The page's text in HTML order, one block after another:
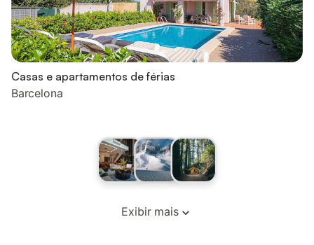
Casas e apartamentos de férias
Barcelona
Exibir mais